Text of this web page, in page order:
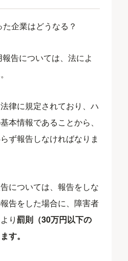
た企業はどうなる？
報告については、法によ
律に規定されており、ハ
本情報であることから、
ず報告しなければなりま
については、報告をしな
告をした場合に、障害者
り罰則（30万円以下の
す。